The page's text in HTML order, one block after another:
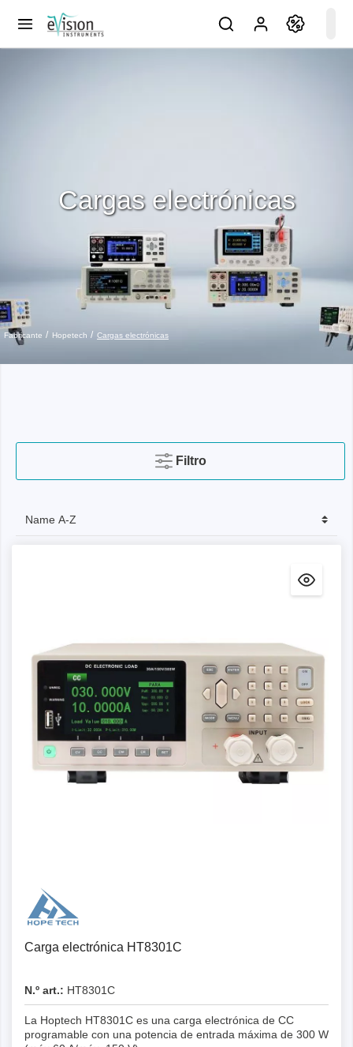
Fabricante Hopetech Cargas electrónicas
Cargas electrónicas
Filtro
Carga electrónica HT8301C
N.º art.: HT8301C
La Hoptech HT8301C es una carga electrónica de CC
programable con una potencia de entrada máxima de 300 W